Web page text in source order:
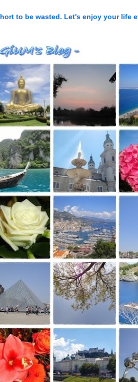
to be wasted. Let's enjoy your life